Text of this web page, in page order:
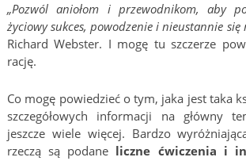
„Pozwól aniołom i przewodnikom, aby
życiowy sukces, powodzenie i nieustannie się
Richard Webster. I mogę tu szczerze
rację.
Co mogę powiedzieć o tym, jaka jest taka
szczegółowych informacji na główny
jeszcze wiele więcej. Bardzo
rzeczą są podane liczne ćwiczenia i